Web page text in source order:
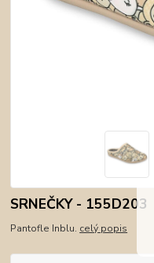
SRNEČKY - 155D203
Pantofle Inblu. celý popis